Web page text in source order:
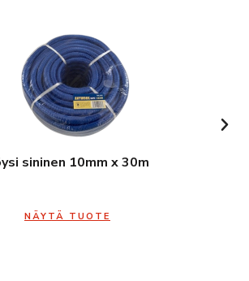
sininen 10mm x 30m
NÄYTÄ TUOTE